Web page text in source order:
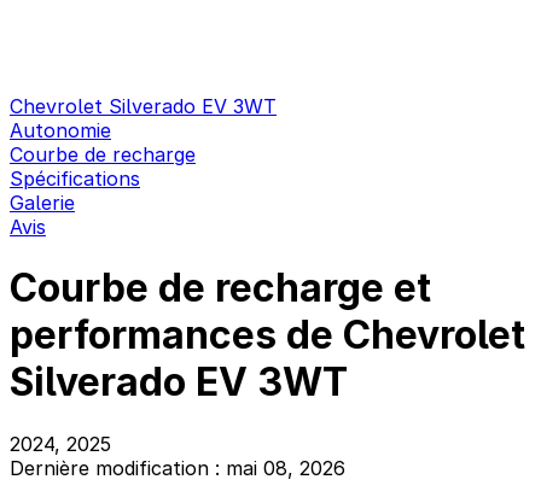
Chevrolet Silverado EV 3WT
Autonomie
Courbe de recharge
Spécifications
Galerie
Avis
Courbe de recharge et
performances de Chevrolet
Silverado EV 3WT
2024, 2025
Dernière modification : mai 08, 2026